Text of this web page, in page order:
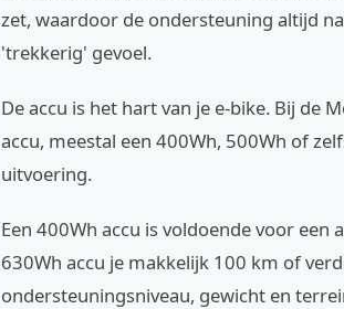
zet, waardoor de ondersteuning altijd
'trekkerig' gevoel.
De accu is het hart van je e-bike. Bij de
accu, meestal een 400Wh, 500Wh of
uitvoering.
Een 400Wh accu is voldoende voor
630Wh accu je makkelijk 100 km of
ondersteuningsniveau, gewicht en